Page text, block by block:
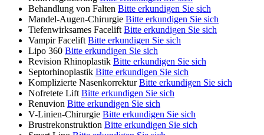
Behandlung von Falten Bitte erkundigen Sie sich
Mandel-Augen-Chirurgie Bitte erkundigen Sie sich
Tiefenwirksames Facelift Bitte erkundigen Sie sich
Vampir Facelift Bitte erkundigen Sie sich
Lipo 360 Bitte erkundigen Sie sich
Revision Rhinoplastik Bitte erkundigen Sie sich
Septorhinoplastik Bitte erkundigen Sie sich
Komplizierte Nasenkorrektur Bitte erkundigen Sie sich
Nofretete Lift Bitte erkundigen Sie sich
Renuvion Bitte erkundigen Sie sich
V-Linien-Chirurgie Bitte erkundigen Sie sich
Brustrekonstruktion Bitte erkundigen Sie sich